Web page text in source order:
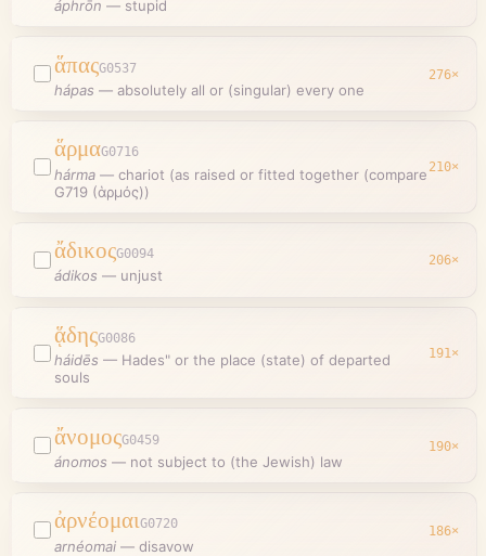
áphrōn — stupid
ἅπαςG0537
hápas — absolutely all or (singular) every one
276×
ἅρμαG0716
hárma — chariot (as raised or fitted together (compare
G719 (ἁρμός))
210×
ἄδικοςG0094
ádikos — unjust
206×
ᾅδηςG0086
háidēs — Hades" or the place (state) of departed
souls
191×
ἄνομοςG0459
ánomos — not subject to (the Jewish) law
190×
ἀρνέομαιG0720
arnéomai — disavow
186×